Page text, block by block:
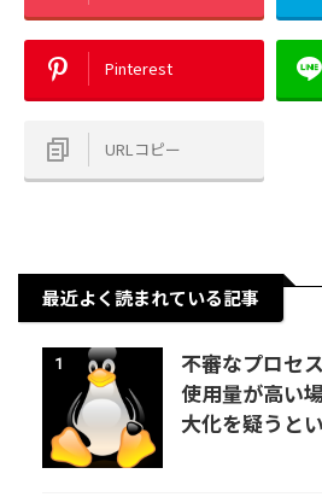
Pinterest
URLコピー
最近よく読まれている記事
1
不審なプロセ
使用量が高い
大化を疑うと